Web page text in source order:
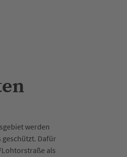
werden
Dafür
als